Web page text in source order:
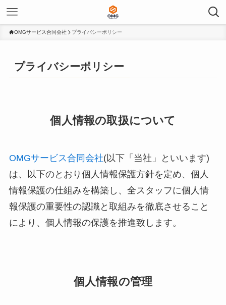
OMGサービス合同会社 プライバシーポリシー
プライバシーポリシー
個人情報の取扱について
OMGサービス合同会社(以下​「当社」と​いいます)
は、​以下の​とおり個人情報保護方​針を​定め、​個人
情報保護の​仕組みを​構築し、​全スタッフに​個人情
報保護の​重要性の​認識と​取組みを​徹底させる​こと
に​より、​個人情報の​保護を​推進致します。
個人情報の管理